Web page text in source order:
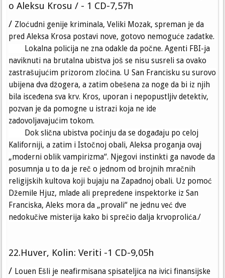
o Aleksu Krosu / - 1 CD-7,57h
/ Zloćudni genije kriminala, Veliki Mozak, spreman je da
pred Aleksa Krosa postavi nove, gotovo nemoguće zadatke.
Lokalna policija ne zna odakle da počne. Agenti FBI-ja
naviknuti na brutalna ubistva još se nisu susreli sa ovako
zastrašujućim prizorom zločina. U San Francisku su surovo
ubijena dva džogera, a zatim obešena za noge da bi iz njih
bila isceđena sva krv. Kros, uporan i nepopustljiv detektiv,
pozvan je da pomogne u istrazi koja ne ide
zadovoljavajućim tokom.
Dok slična ubistva počinju da se događaju po celoj
Kaliforniji, a zatim i Istočnoj obali, Aleksa proganja ovaj
„moderni oblik vampirizma“. Njegovi instinkti ga navode da
posumnja u to da je reč o jednom od brojnih mračnih
religijskih kultova koji bujaju na Zapadnoj obali. Uz pomoć
Džemile Hjuz, mlade ali prepredene inspektorke iz San
Franciska, Aleks mora da „provali“ ne jednu već dve
nedokučive misterija kako bi sprečio dalja krvoprolića./
22.Huver, Kolin: Veriti -1 CD-9,05h
/ Louen Ešli je neafirmisana spisateljica na ivici finansijske